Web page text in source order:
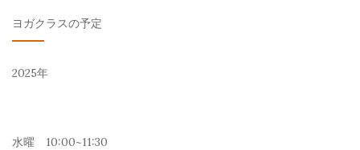
ヨガクラスの予定
2025年
水曜 10:00~11:30